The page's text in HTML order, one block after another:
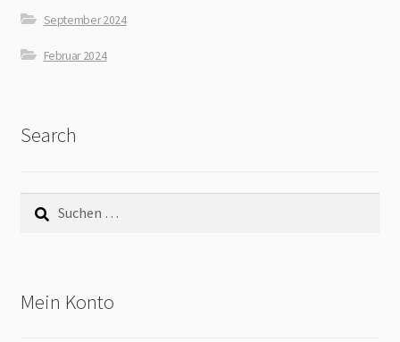
September 2024
Februar 2024
Search
nach:
Mein Konto